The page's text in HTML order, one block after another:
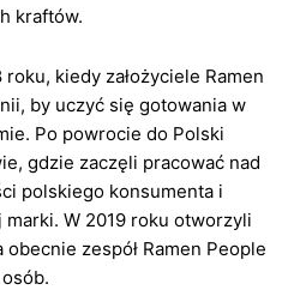
kraftów.
kiedy założyciele Ramen
by uczyć się gotowania w
Po powrocie do Polski
gdzie zaczęli pracować nad
polskiego konsumenta i
W 2019 roku otworzyli
zespół Ramen People